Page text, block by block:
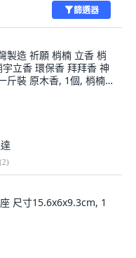
篩選器
製造 祈願 梢楠 立香 梢
立香 環保香 拜拜香 神
斤裝 原木香, 1個, 梢楠立
(2)
尺寸15.6x6x9.3cm, 1